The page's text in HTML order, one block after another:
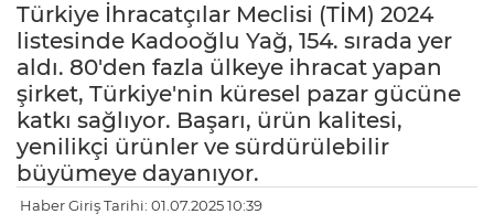
Türkiye İhracatçılar Meclisi (TİM) 2024
listesinde Kadooğlu Yağ, 154. sırada yer
aldı. 80'den fazla ülkeye ihracat yapan
şirket, Türkiye'nin küresel pazar gücüne
katkı sağlıyor. Başarı, ürün kalitesi,
yenilikçi ürünler ve sürdürülebilir
büyümeye dayanıyor.
Haber Giriş Tarihi: 01.07.2025 10:39